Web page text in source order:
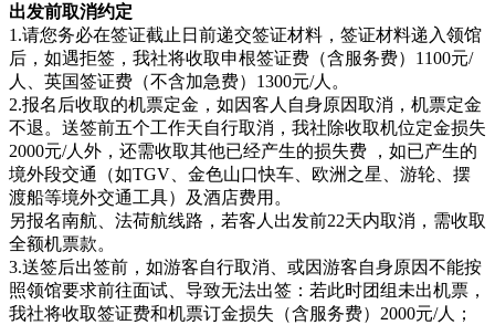
出发前取消约定
1.请您务必在签证截止日前递交签证材料，签证材料递入领馆
后，如遇拒签，我社将收取申根签证费（含服务费）1100元/
人、英国签证费（不含加急费）1300元/人。
2.报名后收取的机票定金，如因客人自身原因取消，机票定金
不退。送签前五个工作天自行取消，我社除收取机位定金损失
2000元/人外，还需收取其他已经产生的损失费 ，如已产生的
境外段交通（如TGV、金色山口快车、欧洲之星、游轮、摆
渡船等境外交通工具）及酒店费用。
另报名南航、法荷航线路，若客人出发前22天内取消，需收取
全额机票款。
3.送签后出签前，如游客自行取消、或因游客自身原因不能按
照领馆要求前往面试、导致无法出签：若此时团组未出机票，
我社将收取签证费和机票订金损失（含服务费）2000元/人；